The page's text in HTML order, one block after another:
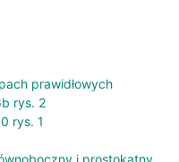
prawidłowych
rys. 2
rys. 1
i prostokątny